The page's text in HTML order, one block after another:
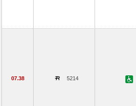
07.38 5214